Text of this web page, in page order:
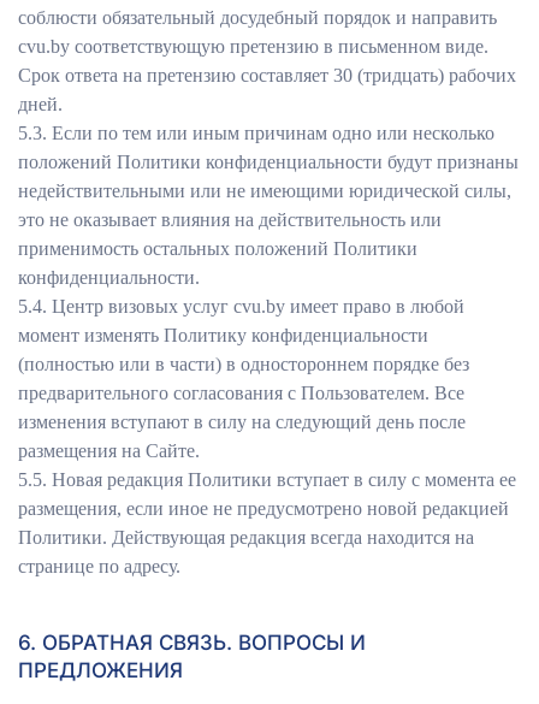
соблюсти обязательный досудебный порядок и направить
cvu.by соответствующую претензию в письменном виде.
Срок ответа на претензию составляет 30 (тридцать) рабочих
дней.
5.3. Если по тем или иным причинам одно или несколько
положений Политики конфиденциальности будут признаны
недействительными или не имеющими юридической силы,
это не оказывает влияния на действительность или
применимость остальных положений Политики
конфиденциальности.
5.4. Центр визовых услуг cvu.by имеет право в любой
момент изменять Политику конфиденциальности
(полностью или в части) в одностороннем порядке без
предварительного согласования с Пользователем. Все
изменения вступают в силу на следующий день после
размещения на Сайте.
5.5. Новая редакция Политики вступает в силу с момента ее
размещения, если иное не предусмотрено новой редакцией
Политики. Действующая редакция всегда находится на
странице по адресу.
6. ОБРАТНАЯ СВЯЗЬ. ВОПРОСЫ И
ПРЕДЛОЖЕНИЯ